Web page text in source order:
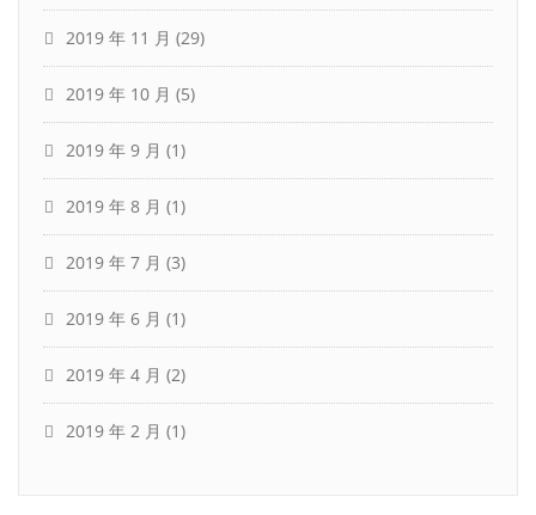
2019 年 11 月 (29)
2019 年 10 月 (5)
2019 年 9 月 (1)
2019 年 8 月 (1)
2019 年 7 月 (3)
2019 年 6 月 (1)
2019 年 4 月 (2)
2019 年 2 月 (1)